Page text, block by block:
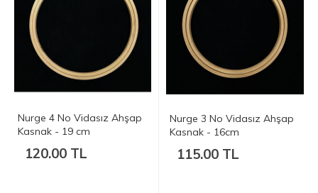
Nurge 4 No Vidasız Ahşap
Kasnak - 19 cm
120.00 TL
Nurge 3 No Vidasız Ahşap
Kasnak - 16cm
115.00 TL